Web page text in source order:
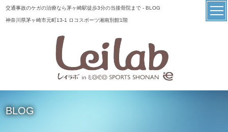
交通事故のケガの治療なら茅ヶ崎駅徒歩3分の当接骨院まで - BLOG
神奈川県茅ヶ崎市元町13-1 ロコスポーツ湘南別館1階
BLOG